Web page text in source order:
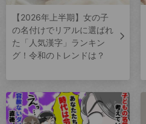
【2026年上半期】女の子
の名付けでリアルに選ばれ
た「人気漢字」ランキン
グ！令和のトレンドは？